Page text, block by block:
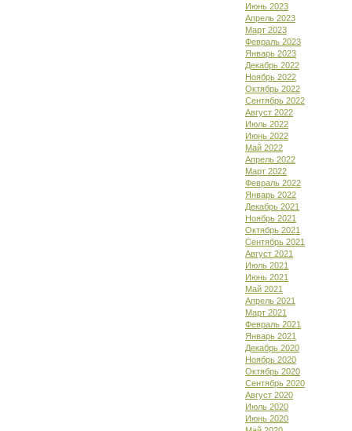
Июнь 2023
Апрель 2023
Март 2023
Февраль 2023
Январь 2023
Декабрь 2022
Ноябрь 2022
Октябрь 2022
Сентябрь 2022
Август 2022
Июль 2022
Июнь 2022
Май 2022
Апрель 2022
Март 2022
Февраль 2022
Январь 2022
Декабрь 2021
Ноябрь 2021
Октябрь 2021
Сентябрь 2021
Август 2021
Июль 2021
Июнь 2021
Май 2021
Апрель 2021
Март 2021
Февраль 2021
Январь 2021
Декабрь 2020
Ноябрь 2020
Октябрь 2020
Сентябрь 2020
Август 2020
Июль 2020
Июнь 2020